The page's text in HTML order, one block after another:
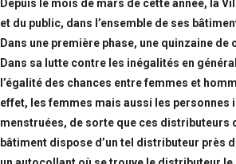
Depuis le mois de mars de cette année, la
et du public, dans l’ensemble de ses
Dans une première phase, une quinzaine
Dans sa lutte contre les inégalités en
l’égalité des chances entre femmes et
effet, les femmes mais aussi les
menstruées, de sorte que ces distributeurs
bâtiment dispose d’un tel distributeur près